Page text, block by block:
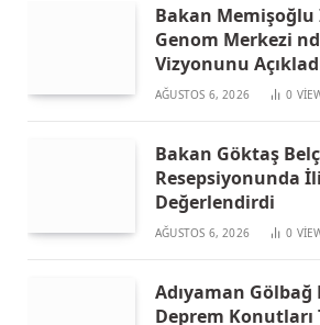
Bakan Memişoğlu
Genom Merkezi
Vizyonunu
AĞUSTOS 6, 2026 0
Bakan Göktaş
Resepsiyonunda
Değerlendirdi
AĞUSTOS 6, 2026 0
Adıyaman Gölbağ
Deprem Konutları